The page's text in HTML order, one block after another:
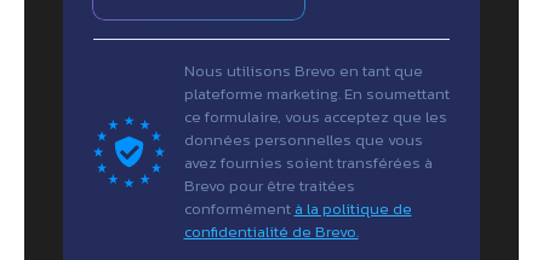
Nous utilisons Brevo en tant que
plateforme marketing. En soumettant
ce formulaire, vous acceptez que les
données personnelles que vous
avez fournies soient transférées à
Brevo pour être traitées
conformément à la politique de
confidentialité de Brevo.